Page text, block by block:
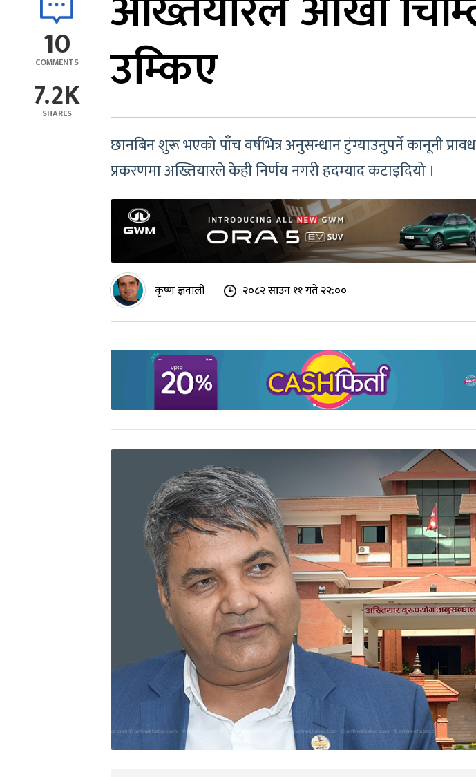
10
COMMENTS
7.2K
SHARES
उम्किए
छानबिन शुरू भएको पाँच वर्षभित्र अनुसन्धान टुंग्याउनुपर्ने कानूनी
प्रकरणमा अख्तियारले केही निर्णय नगरी हदम्याद कटाइदियो ।
कृष्ण ज्ञवाली २०८२ साउन ११ गते २२:००